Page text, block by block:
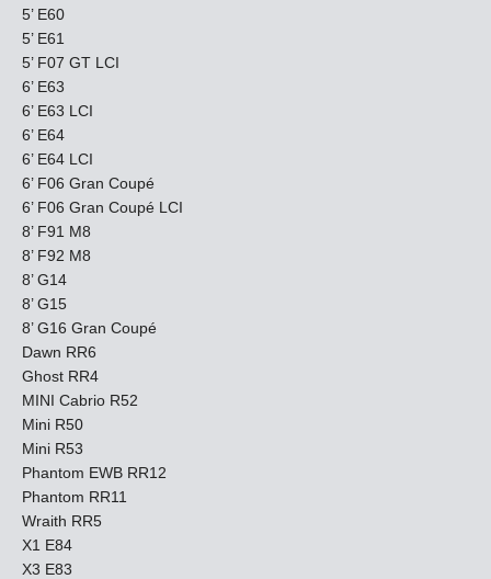
5’ E60
5’ E61
5’ F07 GT LCI
6’ E63
6’ E63 LCI
6’ E64
6’ E64 LCI
6’ F06 Gran Coupé
6’ F06 Gran Coupé LCI
8’ F91 M8
8’ F92 M8
8’ G14
8’ G15
8’ G16 Gran Coupé
Dawn RR6
Ghost RR4
MINI Cabrio R52
Mini R50
Mini R53
Phantom EWB RR12
Phantom RR11
Wraith RR5
X1 E84
X3 E83